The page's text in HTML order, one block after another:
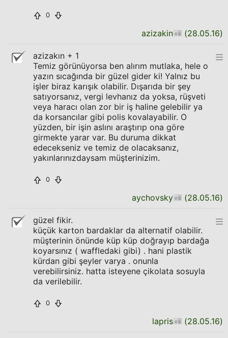
0
azizakin (28.05.16)
azizakın + 1
Temiz görünüyorsa ben alırım mutlaka, hele o
yazın sıcağında bir güzel gider ki! Yalnız bu
işler biraz karışık olabilir. Dışarıda bir şey
satıyorsanız, vergi levhanız da yoksa, rüşveti
veya haracı olan zor bir iş haline gelebilir ya
da korsancılar gibi polis kovalayabilir. O
yüzden, bir işin aslını araştırıp ona göre
girmekte yarar var. Bu duruma dikkat
edecekseniz ve temiz de olacaksanız,
yakınlarınızdaysam müşterinizim.
0
aychovsky (28.05.16)
güzel fikir.
küçük karton bardaklar da alternatif olabilir.
müşterinin önünde küp küp doğrayıp bardağa
koyarsınız ( waffledaki gibi) . hani plastik
kürdan gibi şeyler varya . onunla
verebilirsiniz. hatta isteyene çikolata sosuyla
da verilebilir.
0
lapris (28.05.16)